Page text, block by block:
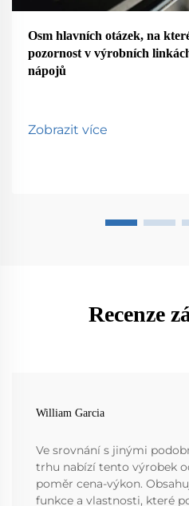
Osm hlavních otázek, na
pozornost v výrobních
nápojů
Zobrazit více
Recenze
William Garcia
Ve srovnání s jinými
trhu nabízí tento výrobek
poměr cena-výkon.
funkce a vlastnosti, které